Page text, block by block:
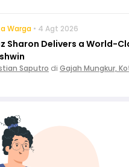
Warga • 4 Agt 2026
Sharon Delivers a World-
Saputro di Gajah Mungkur,